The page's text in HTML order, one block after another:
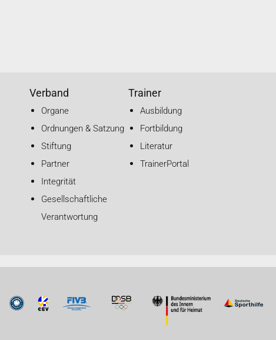
Verband
Organe
Ordnungen & Satzung
Stiftung
Partner
Integrität
Gesellschaftliche
Verantwortung
Trainer
Ausbildung
Fortbildung
Literatur
TrainerPortal